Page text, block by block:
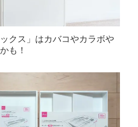
クス」はカバコやカラボや
も！